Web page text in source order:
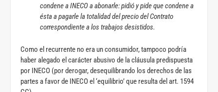
condene a INECO a abonarle: pidió y pide que condene a
ésta a pagarle la totalidad del precio del Contrato
correspondiente a los trabajos desistidos.
Como el recurrente no era un consumidor, tampoco podría
haber alegado el carácter abusivo de la cláusula predispuesta
por INECO (por derogar, desequilibrando los derechos de las
partes a favor de INECO el ‘equilibrio’ que resulta del art. 1594